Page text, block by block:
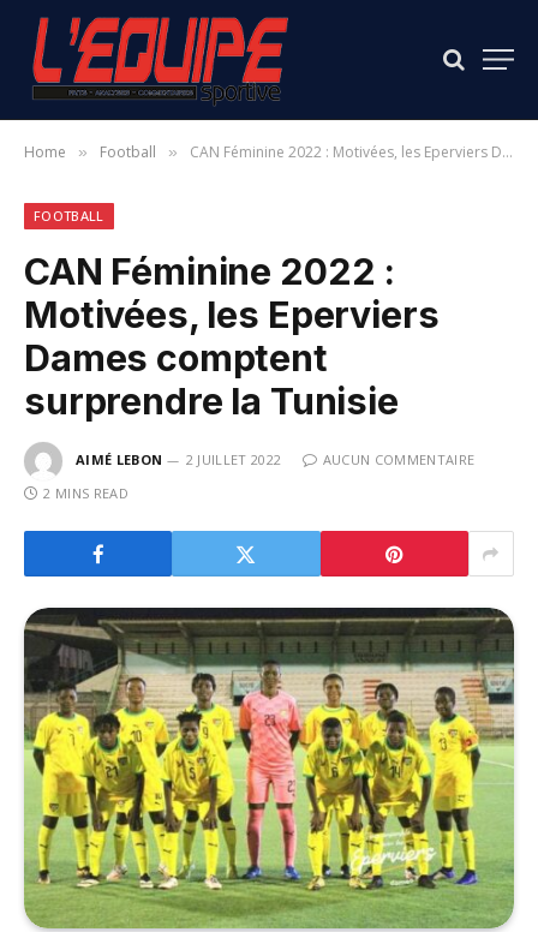
Home » Football » CAN Féminine 2022 : Motivées, les Eperviers Dames comptent surprendre la Tunisie
FOOTBALL
CAN Féminine 2022 :
Motivées, les Eperviers
Dames comptent
surprendre la Tunisie
AIMÉ LEBON 2 JUILLET 2022
AUCUN COMMENTAIRE
2 MINS READ